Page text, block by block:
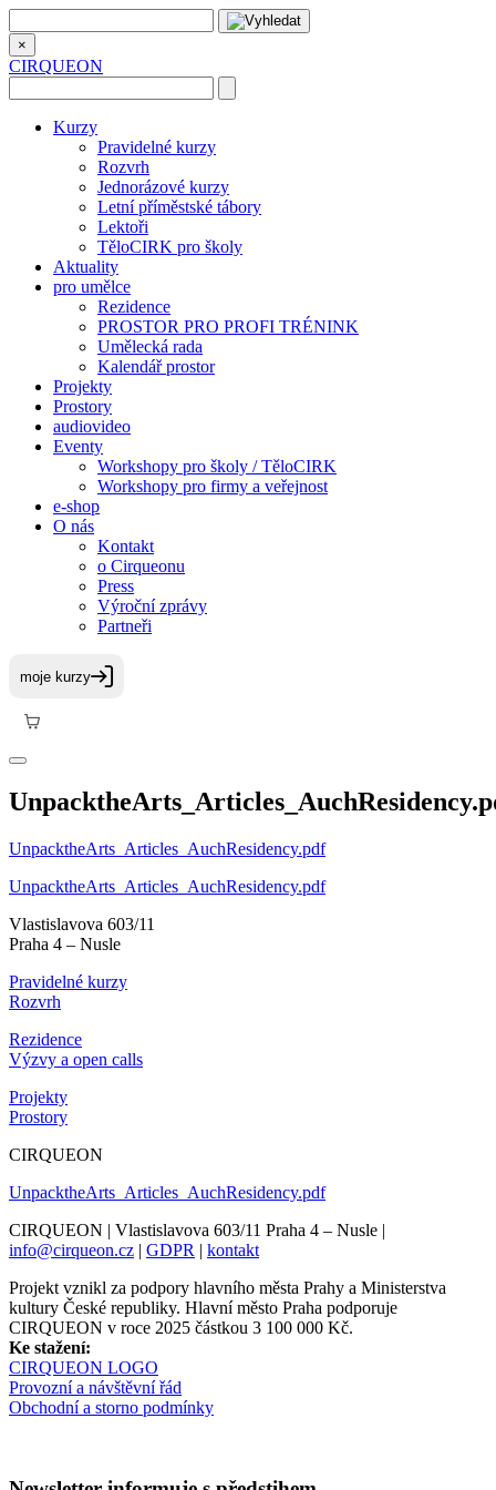
×
CIRQUEON
Kurzy
Pravidelné kurzy
Rozvrh
Jednorázové kurzy
Letní příměstské tábory
Lektoři
TěloCIRK pro školy
Aktuality
pro umělce
Rezidence
PROSTOR PRO PROFI TRÉNINK
Umělecká rada
Kalendář prostor
Projekty
Prostory
audiovideo
Eventy
Workshopy pro školy / TěloCIRK
Workshopy pro firmy a veřejnost
e-shop
O nás
Kontakt
o Cirqueonu
Press
Výroční zprávy
Partneři
UnpacktheArts_Articles_AuchResidency.pdf
UnpacktheArts_Articles_AuchResidency.pdf
Vlastislavova 603/11
Praha 4 – Nusle
Pravidelné kurzy
Rozvrh
Rezidence
Výzvy a open calls
Projekty
Prostory
CIRQUEON
UnpacktheArts_Articles_AuchResidency.pdf
CIRQUEON | Vlastislavova 603/11 Praha 4 – Nusle |
info@cirqueon.cz | GDPR | kontakt
Projekt vznikl za podpory hlavního města Prahy a Ministerstva
kultury České republiky. Hlavní město Praha podporuje
CIRQUEON v roce 2025 částkou 3 100 000 Kč.
Ke stažení:
CIRQUEON LOGO
Provozní a návštěvní řád
Obchodní a storno podmínky